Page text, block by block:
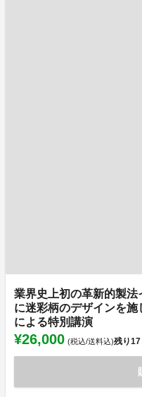
業界史上初の革新的製
に迷彩柄のデザインを
による特別講演
¥26,000 (税込/送料込)残り17